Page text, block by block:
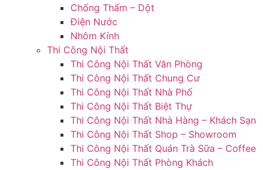
Chống Thấm – Dột
Điện Nước
Nhôm Kính
Thi Công Nội Thất
Thi Công Nội Thất Văn Phòng
Thi Công Nội Thất Chung Cư
Thi Công Nội Thất Nhà Phố
Thi Công Nội Thất Biệt Thự
Thi Công Nội Thất Nhà Hàng – Khách Sạn
Thi Công Nội Thất Shop – Showroom
Thi Công Nội Thất Quán Trà Sữa – Coffee
Thi Công Nội Thất Phòng Khách